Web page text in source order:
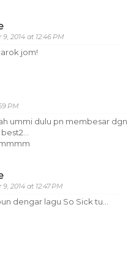
2014 at 12:46 PM
jom!
PM
ummi dulu pn membesar dgn
2014 at 12:47 PM
dengar lagu So Sick tu...